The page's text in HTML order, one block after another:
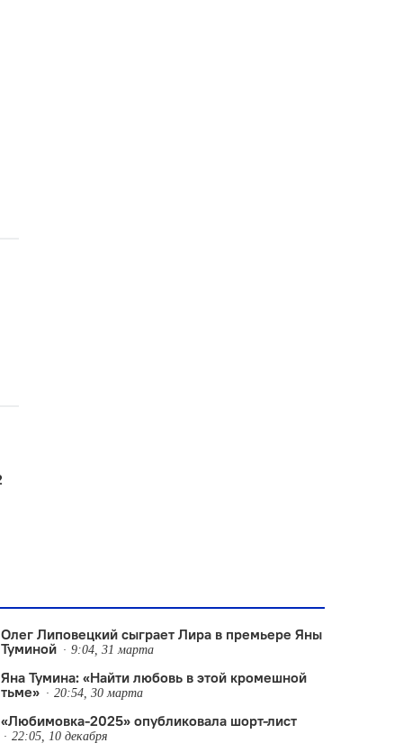
Олег Липовецкий сыграет Лира в премьере Яны
Туминой
9:04, 31 марта
Яна Тумина: «Найти любовь в этой кромешной
тьме»
20:54, 30 марта
«Любимовка-2025» опубликовала шорт-лист
22:05, 10 декабря